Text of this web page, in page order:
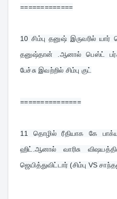
=============
10 சிம்பு தனுஷ் இருவரில்
தனுஷ்தான் .ஆனால் பெஸ்ட்
பேச்சு இவற்றில் சிம்பு குட்
===============
11 தொழில் ரீதியாக கே
ஹிட்.ஆனால் வாரிசு
ஜெயித்துவிட்டார் (சிம்பு VS